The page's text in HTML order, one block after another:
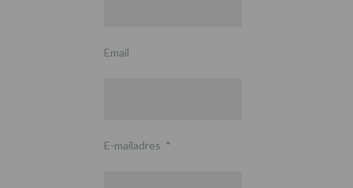
Email
E-mailadres *